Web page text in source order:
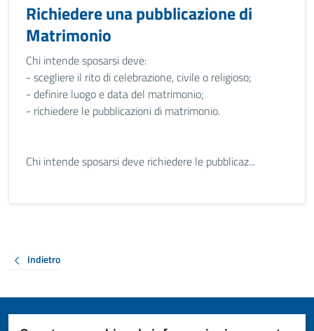
Richiedere una pubblicazione di
Matrimonio
Chi intende sposarsi deve:
- scegliere il rito di celebrazione, civile o religioso;
- definire luogo e data del matrimonio;
- richiedere le pubblicazioni di matrimonio.
Chi intende sposarsi deve richiedere le pubblicaz...
Indietro